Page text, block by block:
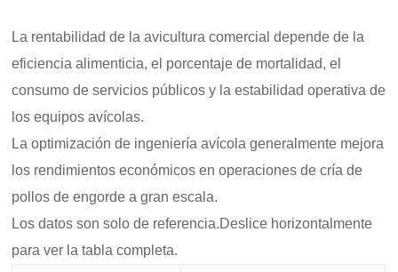
La rentabilidad de la avicultura comercial depende de la
eficiencia alimenticia, el porcentaje de mortalidad, el
consumo de servicios públicos y la estabilidad operativa de
los equipos avícolas.
La optimización de ingeniería avícola generalmente mejora
los rendimientos económicos en operaciones de cría de
pollos de engorde a gran escala.
Los datos son solo de referencia.Deslice horizontalmente
para ver la tabla completa.